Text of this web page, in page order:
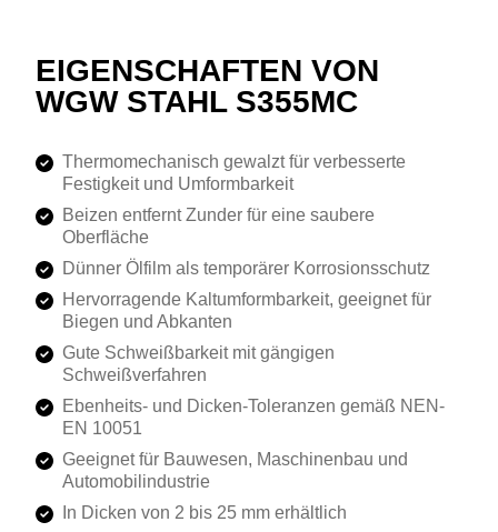
EIGENSCHAFTEN VON
WGW STAHL S355MC
Thermomechanisch gewalzt für verbesserte
Festigkeit und Umformbarkeit
Beizen entfernt Zunder für eine saubere
Oberfläche
Dünner Ölfilm als temporärer Korrosionsschutz
Hervorragende Kaltumformbarkeit, geeignet für
Biegen und Abkanten
Gute Schweißbarkeit mit gängigen
Schweißverfahren
Ebenheits- und Dicken-Toleranzen gemäß NEN-
EN 10051
Geeignet für Bauwesen, Maschinenbau und
Automobilindustrie
In Dicken von 2 bis 25 mm erhältlich